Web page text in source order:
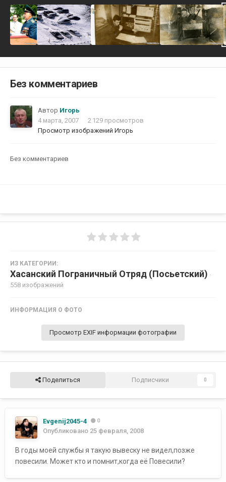
Без комментариев
Автор Игорь
4 марта, 2007
2 129 просмотров
Просмотр изображений Игорь
Без комментариев
ИЗ КАТЕГОРИИ:
Хасанский Пограничный Отряд (Посьетский) ·
558 изображений
ИНФОРМАЦИЯ О ФОТО
Просмотр EXIF информации фотографии
Поделиться Подписчики 0
Evgenij2045-4 0
Опубликовано 25 февраля, 2008
В годы моей службы я такую вывеску не видел,позже
повесили. Может кто и помнит,когда её Повесили?